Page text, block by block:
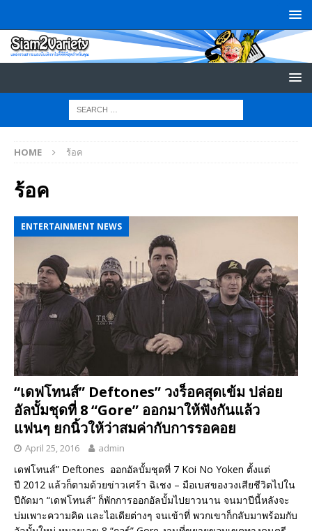
HOME ร้อค
ร้อค
ENTERTAINMENT NEWS
“เดฟโทนส์” Deftones” วงร็อคสุดเข้ม ปล่อย
อัลบั้มชุดที่ 8 “Gore” ออกมาให้ฟังกันแล้ว
แฟนๆ ยกนิ้วให้ว่าสมค่ากับการรอคอย
April 25, 2016 admin
เดฟโทนส์” Deftones ออกอัลบั้มชุดที่ 7 Koi No Yoken ตั้งแต่
ปี 2012 แล้วก็ตามด้วยข่าวเศร้า ฉิเชง – มือเบสของวงเสียชีวิตไปใน
ปีถัดมา “เดฟโทนส์” ก็พักการออกอัลบั้มไปยาวนาน จนมาปีนี้หลังจะ
บ่มเพาะความคิด และไอเดียต่างๆ จนเข้าที่ พวกเขาก็กลับมาพร้อมกับ